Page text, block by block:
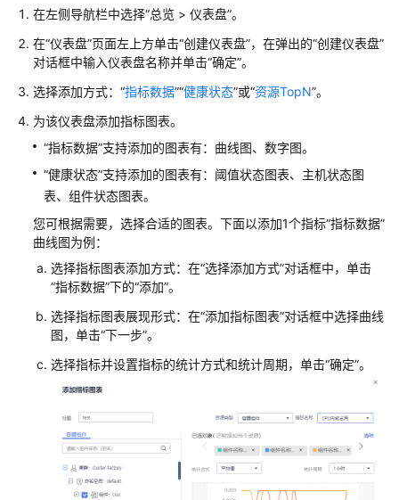
题
API
参
考
布
扎
比
域）
用
户
指
（安
卡
拉
API
在左侧导航栏中选择“总览 > 仪表盘”。
在“仪表盘”页面左上方单击“创建仪表盘”，在弹出的“创建仪表盘”
对话框中输入仪表盘名称并单击“确定”。
选择添加方式：“指标数据”“健康状态”或“资源TopN”。
为该仪表盘添加指标图表。
“指标数据”支持添加的图表有：曲线图、数字图。
“健康状态”支持添加的图表有：阈值状态图表、主机状态图
表、组件状态图表。
您可根据需要，选择合适的图表。下面以添加1个指标“指标数据”
曲线图为例：
选择指标图表添加方式：在“选择添加方式”对话框中，单击
“指标数据”下的“添加”。
选择指标图表展现形式：在“添加指标图表”对话框中选择曲线
图，单击“下一步”。
选择指标并设置指标的统计方式和统计周期，单击“确定”。